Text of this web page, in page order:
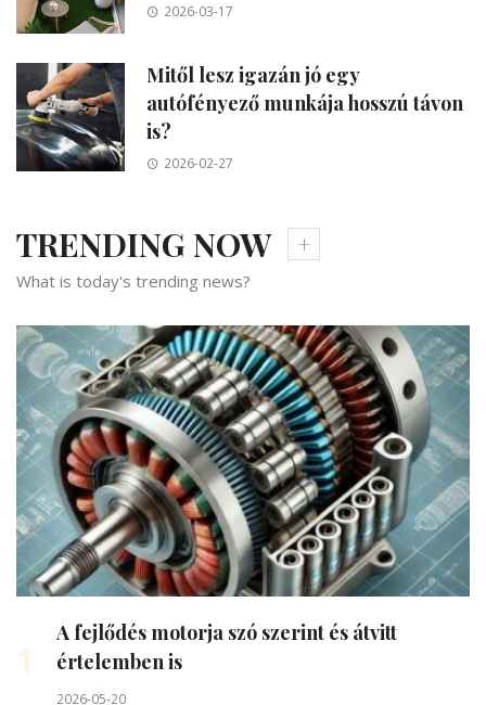
2026-03-17
Mitől lesz igazán jó egy
autófényező munkája hosszú távon
is?
2026-02-27
TRENDING NOW
What is today's trending news?
1
A fejlődés motorja szó szerint és átvitt
értelemben is
2026-05-20